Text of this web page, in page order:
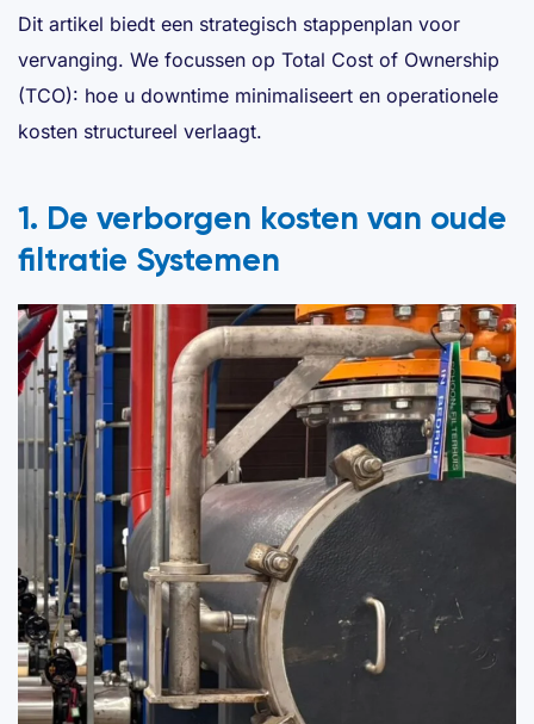
Dit artikel biedt een strategisch stappenplan voor
vervanging. We focussen op Total Cost of Ownership
(TCO): hoe u downtime minimaliseert en operationele
kosten structureel verlaagt.
1. De verborgen kosten van oude
filtratie Systemen